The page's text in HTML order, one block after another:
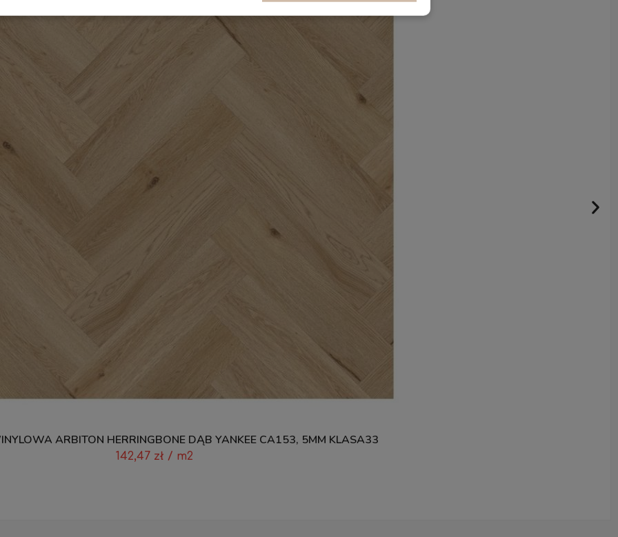
ARBITON HERRINGBONE DĄB YANKEE CA153, 5MM KLASA33
142,47 zł / m2